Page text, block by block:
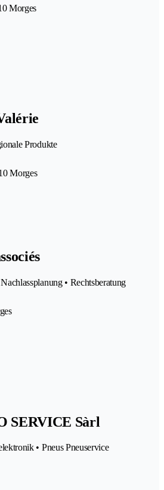
Morges
Produkte
Morges
• Rechtsberatung
SERVICE Sàrl
• Pneus Pneuservice